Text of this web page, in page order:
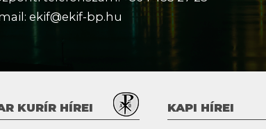
ekif@ekif-bp.hu
KURÍR HÍREI KAPI HÍREI